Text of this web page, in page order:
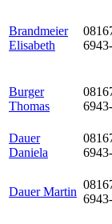
Brandmeier
Elisabeth
Burger
Thomas
Dauer
Daniela
Dauer Martin